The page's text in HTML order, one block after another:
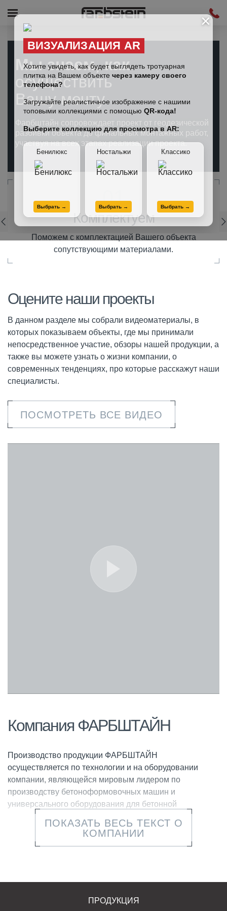
Мы знаем, как
осуществить
Вашу мечту
Фарбштайн сопровождает проект от геодезической
разбивки объекта до финальных монтажных работ,
участвуя на всех этапах реализации проекта.
01
Комплектуем
Поможем с комплектацией Вашего объекта
сопутствующими материалами.
Оцените наши проекты
В данном разделе мы собрали видеоматериалы, в
которых показываем объекты, где мы принимали
непосредственное участие, обзоры нашей продукции, а
также вы можете узнать о жизни компании, о
современных тенденциях, про которые расскажут наши
специалисты.
ПОСМОТРЕТЬ ВСЕ ВИДЕО
Компания ФАРБШТАЙН
Производство продукции ФАРБШТАЙН
осуществляется по технологии и на оборудовании
компании, являющейся мировым лидером по
производству бетоноформовочных машин и
универсального оборудования для бетонной
промышленности.
Использование только высокопроизводительной
отвечающий самым высоким стандартам качества и
ПОКАЗАТЬ ВЕСЬ ТЕКСТ О
КОМПАНИИ
ПРОДУКЦИЯ
×
ВИЗУАЛИЗАЦИЯ AR
Хотите увидеть, как будет выглядеть тротуарная
плитка на Вашем объекте через камеру своего
телефона?
Загружайте реалистичное изображение с нашими
топовыми коллекциями с помощью QR-кода!
Выберите коллекцию для просмотра в AR:
Бенилюкс
Выбрать →
Ностальжи
Выбрать →
Классико
Выбрать →